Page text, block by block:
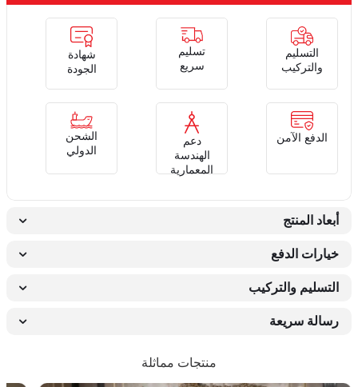
التسليم
والتركيب
تسليم
سريع
شهادة
الجودة
الدفع الآمن
دعم
الهندسة
المعمارية
الشحن
الدولي
أبعاد المنتج
خيارات الدفع
التسليم والتركيب
رسالة سريعة
منتجات مماثلة